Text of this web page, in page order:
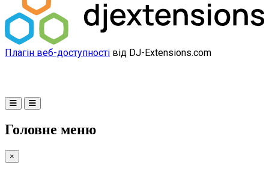
Плагін веб-доступності від DJ-Extensions.com
Головне меню
×